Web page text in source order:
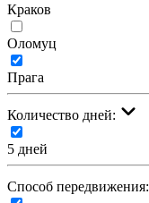
Краков
Оломуц
Прага
Количество дней:
5 дней
Cпособ передвижения: